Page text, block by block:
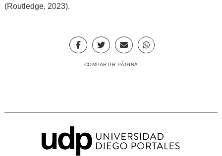
(Routledge, 2023).
COMPARTIR PÁGINA